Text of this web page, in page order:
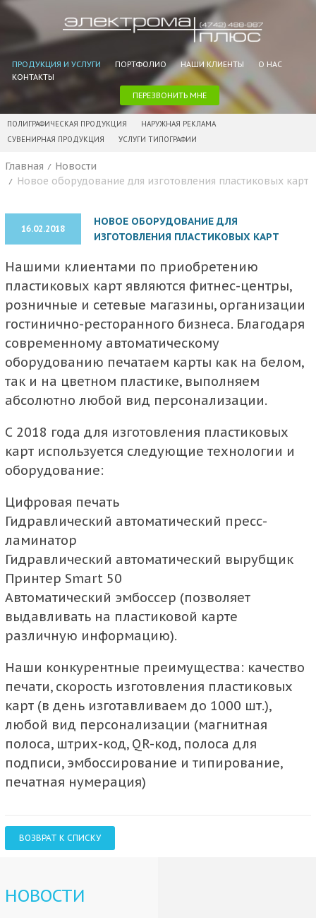
ПРОДУКЦИЯ И УСЛУГИ ПОРТФОЛИО НАШИ КЛИЕНТЫ
О НАС
КОНТАКТЫ
ПЕРЕЗВОНИТЬ МНЕ
ПОЛИГРАФИЧЕСКАЯ ПРОДУКЦИЯ
НАРУЖНАЯ РЕКЛАМА
СУВЕНИРНАЯ ПРОДУКЦИЯ
УСЛУГИ ТИПОГРАФИИ
Главная
Новости
Новое оборудование для изготовления пластиковых карт
16.02.2018
НОВОЕ ОБОРУДОВАНИЕ ДЛЯ
ИЗГОТОВЛЕНИЯ ПЛАСТИКОВЫХ КАРТ
Нашими клиентами по приобретению
пластиковых карт являются фитнес-центры,
розничные и сетевые магазины, организации
гостинично-ресторанного бизнеса. Благодаря
современному автоматическому
оборудованию печатаем карты как на белом,
так и на цветном пластике, выполняем
абсолютно любой вид персонализации.
С 2018 года для изготовления пластиковых
карт используется следующие технологии и
оборудование:
Цифровая печать
Гидравлический автоматический пресс-
ламинатор
Гидравлический автоматический вырубщик
Принтер Smart 50
Автоматический эмбоссер (позволяет
выдавливать на пластиковой карте
различную информацию).
Наши конкурентные преимущества: качество
печати, скорость изготовления пластиковых
карт (в день изготавливаем до 1000 шт.),
любой вид персонализации (магнитная
полоса, штрих-код, QR-код, полоса для
подписи, эмбоссирование и типирование,
печатная нумерация)
ВОЗВРАТ К СПИСКУ
НОВОСТИ